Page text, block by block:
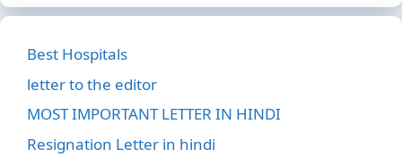
Best Hospitals
letter to the editor
MOST IMPORTANT LETTER IN HINDI
Resignation Letter in hindi